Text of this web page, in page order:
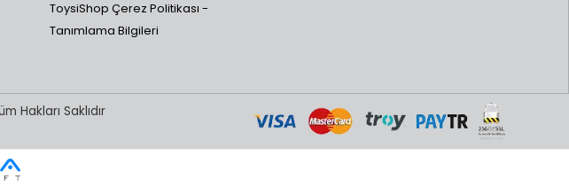
ToysiShop Çerez Politikası -
Tanımlama Bilgileri
Hakları Saklıdır